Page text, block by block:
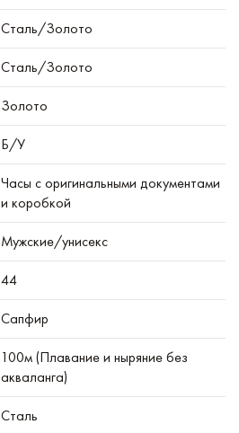
Сталь/Золото
Сталь/Золото
Золото
Б/У
Часы с оригинальными документами
и коробкой
Мужские/унисекс
44
Сапфир
100м (Плавание и ныряние без
акваланга)
Сталь